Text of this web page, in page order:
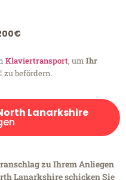
Klaviertransport, um Ihr
zu befördern.
Lanarkshire
zu Ihrem Anliegen
Lanarkshire schicken Sie